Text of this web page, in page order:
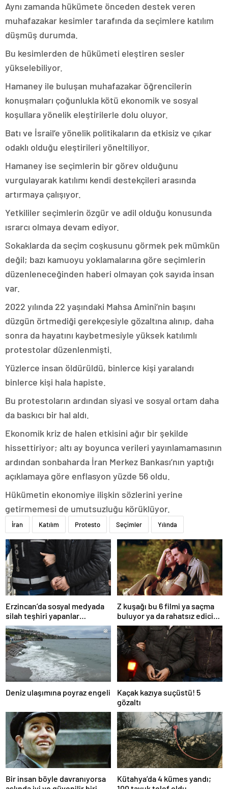
Aynı zamanda hükümete önceden destek veren
muhafazakar kesimler tarafında da seçimlere katılım
düşmüş durumda.
Bu kesimlerden de hükümeti eleştiren sesler
yükselebiliyor.
Hamaney ile buluşan muhafazakar öğrencilerin
konuşmaları çoğunlukla kötü ekonomik ve sosyal
koşullara yönelik eleştirilerle dolu oluyor.
Batı ve İsrail’e yönelik politikaların da etkisiz ve çıkar
odaklı olduğu eleştirileri yöneltiliyor.
Hamaney ise seçimlerin bir görev olduğunu
vurgulayarak katılımı kendi destekçileri arasında
artırmaya çalışıyor.
Yetkililer seçimlerin özgür ve adil olduğu konusunda
ısrarcı olmaya devam ediyor.
Sokaklarda da seçim coşkusunu görmek pek mümkün
değil; bazı kamuoyu yoklamalarına göre seçimlerin
düzenleneceğinden haberi olmayan çok sayıda insan
var.
2022 yılında 22 yaşındaki Mahsa Amini’nin başını
düzgün örtmediği gerekçesiyle gözaltına alınıp, daha
sonra da hayatını kaybetmesiyle yüksek katılımlı
protestolar düzenlenmişti.
Yüzlerce insan öldürüldü, binlerce kişi yaralandı
binlerce kişi hala hapiste.
Bu protestoların ardından siyasi ve sosyal ortam daha
da baskıcı bir hal aldı.
Ekonomik kriz de halen etkisini ağır bir şekilde
hissettiriyor; altı ay boyunca verileri yayınlamamasının
ardından sonbaharda İran Merkez Bankası’nın yaptığı
açıklamaya göre enflasyon yüzde 56 oldu.
Hükümetin ekonomiye ilişkin sözlerini yerine
getirmemesi de umutsuzluğu körüklüyor.
İran Katılım Protesto Seçimler Yılında
Erzincan’da sosyal medyada
silah teşhiri yapanlar
yakalandı
Z kuşağı bu 6 filmi ya saçma
buluyor ya da rahatsız edici
ve toksik!
Deniz ulaşımına poyraz engeli
Kaçak kazıya suçüstü! 5
gözaltı
Bir insan böyle davranıyorsa
Kütahya’da 4 kümes yandı;